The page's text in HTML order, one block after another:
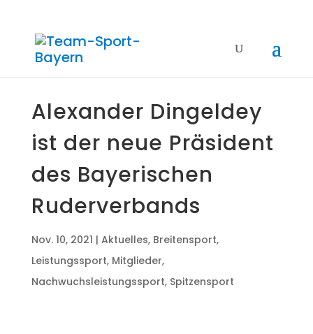
Alex­an­der Din­gel­dey
ist der neue Prä­si­dent
des Baye­ri­schen
Ruderverbands
Nov. 10, 2021 | Aktuelles, Breitensport,
Leistungssport, Mitglieder,
Nachwuchsleistungssport, Spitzensport